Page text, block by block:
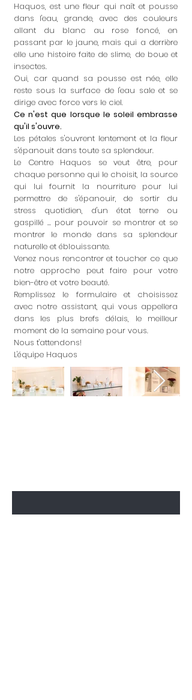
Haquos, est une fleur qui naît et pousse
dans l'eau, grande, avec des couleurs
allant du blanc au rose foncé, en
passant par le jaune, mais qui a derrière
elle une histoire faite de slime, de boue et
insectes.
Oui, car quand sa pousse est née, elle
reste sous la surface de l'eau sale et se
dirige avec force vers le ciel.
Ce n'est que lorsque le soleil embrasse
qu'il s'ouvre.
Les pétales s'ouvrent lentement et la fleur
s'épanouit dans toute sa splendeur.
Le Centre Haquos se veut être, pour
chaque personne qui le choisit, la source
qui lui fournit la nourriture pour lui
permettre de s'épanouir, de sortir du
stress quotidien, d'un état terne ou
gaspillé ... pour pouvoir se montrer et se
montrer le monde dans sa splendeur
naturelle et éblouissante.
Venez nous rencontrer et toucher ce que
notre approche peut faire pour votre
bien-être et votre beauté.
Remplissez le formulaire et choisissez
avec notre assistant, qui vous appellera
dans les plus brefs délais, le meilleur
moment de la semaine pour vous.
Nous t'attendons!
L'équipe Haquos